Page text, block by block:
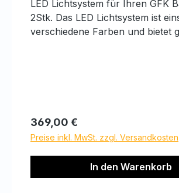
LED Lichtsystem für Ihren GFK
2Stk. Das LED Lichtsystem ist
verschiedene Farben und bietet
Regulärer Preis:
369,00 €
Preise inkl. MwSt. zzgl. Versandkosten
In den Warenkorb